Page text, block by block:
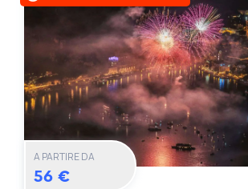
A PARTIRE DA
56 €